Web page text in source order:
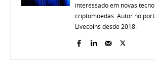
interessado em novas
criptomoedas. Autor no
Livecoins desde 2018.